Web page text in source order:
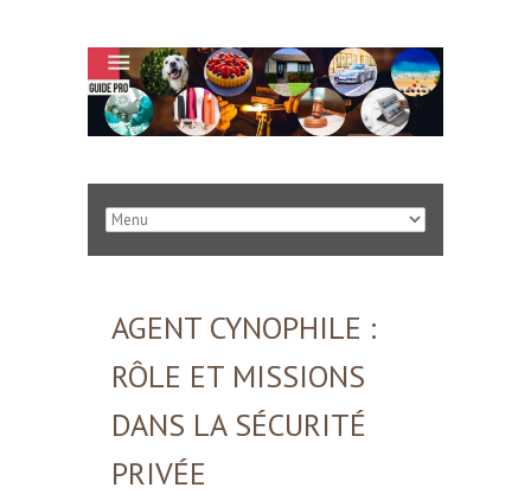
AGENT CYNOPHILE :
RÔLE ET MISSIONS
DANS LA SÉCURITÉ
PRIVÉE